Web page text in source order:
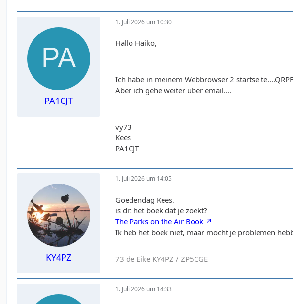
PA1CJT
1. Juli 2026 um 10:30
Hallo Haiko,
Ich habe in meinem Webbrowser 2
Aber ich gehe weiter uber email....
vy73
Kees
PA1CJT
KY4PZ
1. Juli 2026 um 14:05
Goedendag Kees,
is dit het boek dat je zoekt?
The Parks on the Air Book
Ik heb het boek niet, maar mocht je problemen
73 de Eike KY4PZ / ZP5CGE
1. Juli 2026 um 14:33